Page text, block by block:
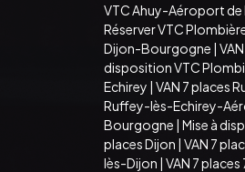
VTC Ahuy-Aéroport
Réserver VTC
Dijon-Bourgogne |
disposition VTC
Echirey | VAN 7 places
Ruffey-lès-Echirey-
Bourgogne | Mise à
places Dijon | VAN 7
lès-Dijon | VAN 7